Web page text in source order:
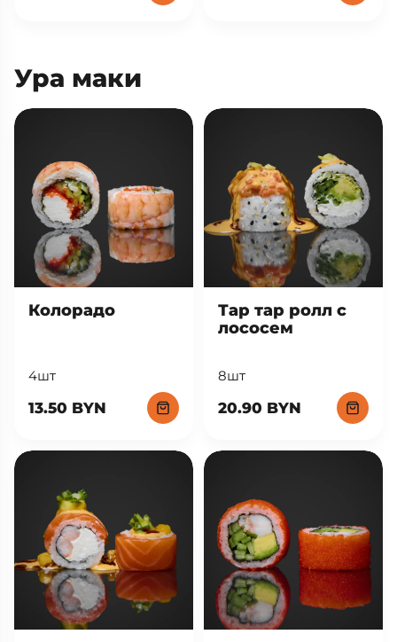
Ура маки
Колорадо
4шт
13.50 BYN
Тар тар ролл с
лососем
8шт
20.90 BYN